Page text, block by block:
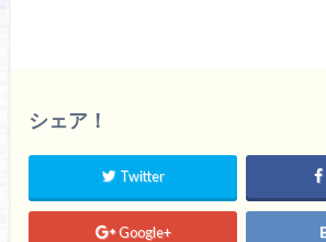
シェア！
Twitter
Google+